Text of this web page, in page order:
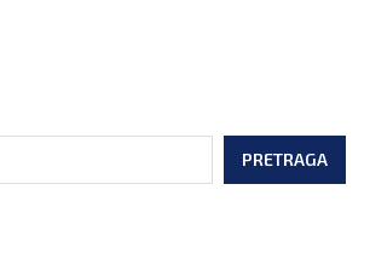
PRETRAGA